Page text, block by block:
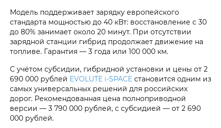
Модель поддерживает зарядку европейского
стандарта мощностью до 40 кВт: восстановление с 30
до 80% занимает около 20 минут. При отсутствии
зарядной станции гибрид продолжает движение на
топливе. Гарантия — 3 года или 100 000 км.
С учётом субсидии, гибридной установки и цены от 2
690 000 рублей EVOLUTE i‑SPACE становится одним из
самых универсальных решений для российских
дорог. Рекомендованная цена полноприводной
версии — 3 790 000 рублей, с субсидией — от 2 690
000 рублей.